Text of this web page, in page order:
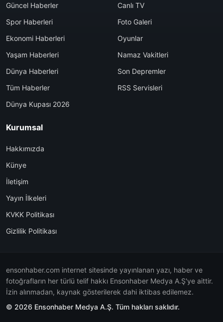
Güncel Haberler
Spor Haberleri
Ekonomi Haberleri
Yaşam Haberleri
Dünya Haberleri
Tüm Haberler
Dünya Kupası 2026
Canlı TV
Foto Galeri
Oyunlar
Namaz Vakitleri
Son Depremler
RSS Servisleri
Kurumsal
Hakkımızda
Künye
İletişim
Yayın İlkeleri
KVKK Politikası
Gizlilik Politikası
ensonhaber.com internet sitesinde yayınlanan yazı, haber ve
fotoğrafların her türlü telif hakkı Ensonhaber Medya A.Ş'ye aittir.
İzin alınmadan, kaynak gösterilerek dahi iktibas edilemez.
© 2026 Ensonhaber Medya A.Ş. Tüm hakları saklıdır.